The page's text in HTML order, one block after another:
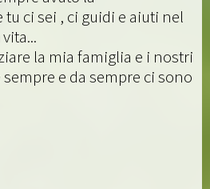
tu ci sei , ci guidi e aiuti nel
la mia famiglia e i nostri
e da sempre ci sono